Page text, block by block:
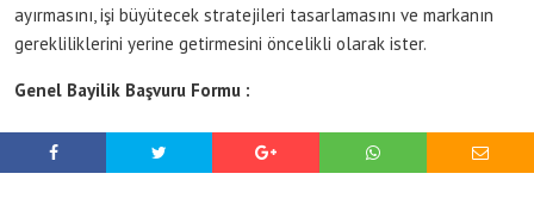
ayırmasını, işi büyütecek stratejileri tasarlamasını ve markanın
gerekliliklerini yerine getirmesini öncelikli olarak ister.
Genel Bayilik Başvuru Formu :